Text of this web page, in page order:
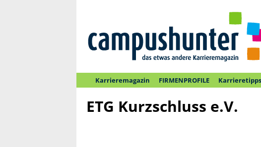
Karrieremagazin FIRMENPROFILE Karrieretipps
ETG Kurzschluss e.V.